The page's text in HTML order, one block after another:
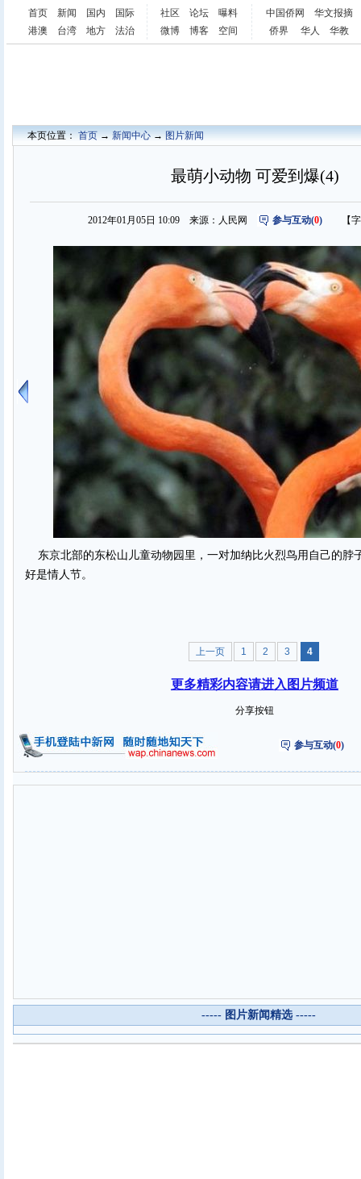
首页 新闻 国内
国际
港澳
台湾 地方 法治
社区 论坛
曝料
微博
博客 空间
中国侨网
华文报摘
侨界
华人 华教
本页位置：首页→新闻中心→图片新闻
最萌小动物 可爱到爆(4)
2012年01月05日 10:09 来源：人民网 参与互动(0) 【字
东京北部的东松山儿童动物园里，一对加纳比火烈鸟用自己的脖
好是情人节。
上一页 1 2 3 4
更多精彩内容请进入图片频道
分享按钮
参与互动(0)
----- 图片新闻精选 -----